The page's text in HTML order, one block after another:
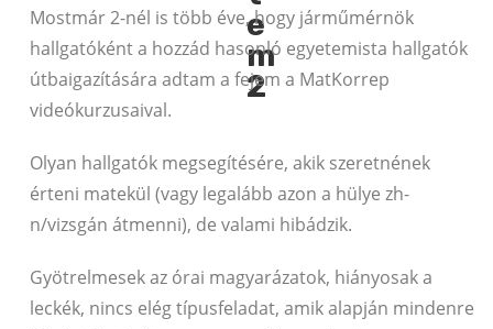
Mostmár 2-nél is több éve, hogy járműmérnök
hallgatóként a hozzád hasonló egyetemista hallgatók
útbaigazítására adtam a fejem a MatKorrep
videókurzusaival.
Olyan hallgatók megsegítésére, akik szeretnének
érteni matekül (vagy legalább azon a hülye zh-
n/vizsgán átmenni), de valami hibádzik.
Gyötrelmesek az órai magyarázatok, hiányosak a
leckék, nincs elég típusfeladat, amik alapján mindenre